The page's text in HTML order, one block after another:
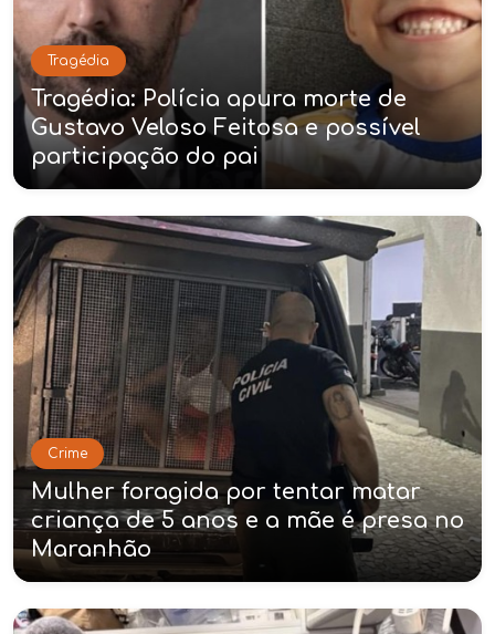
Tragédia
Tragédia: Polícia apura morte de
Gustavo Veloso Feitosa e possível
participação do pai
Crime
Mulher foragida por tentar matar
criança de 5 anos e a mãe é presa no
Maranhão